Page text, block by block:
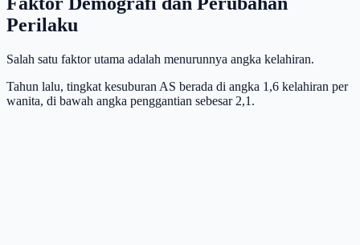
Perilaku
Salah satu faktor utama adalah menurunnya angka kelahiran.
Tahun lalu, tingkat kesuburan AS berada di angka 1,6 kelahiran per
wanita, di bawah angka penggantian sebesar 2,1.